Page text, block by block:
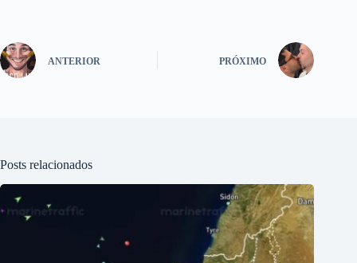
ANTERIOR PRÓXIMO
Posts relacionados